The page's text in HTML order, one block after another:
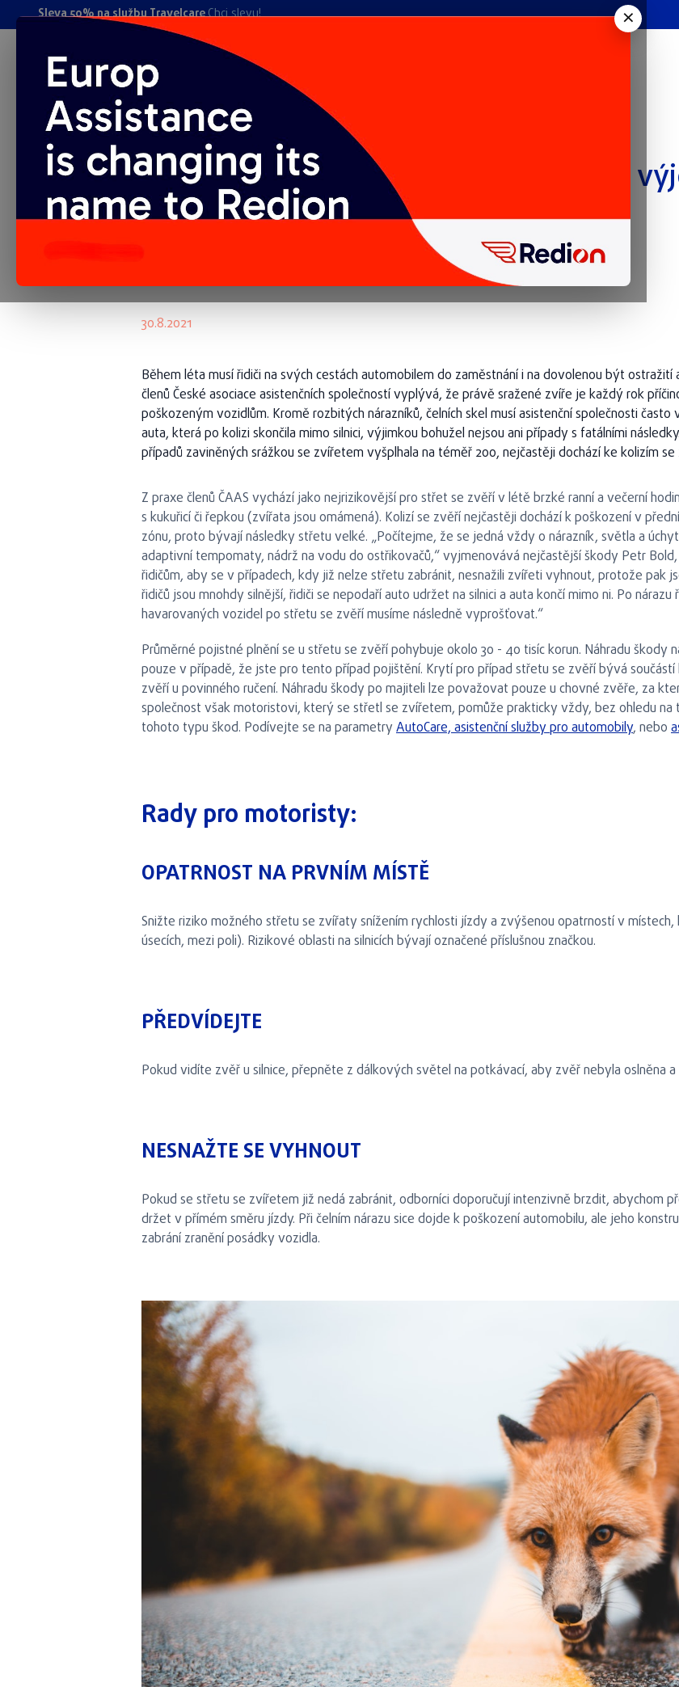
Sleva 50% na službu TravelcareChci slevu!
SpolupráceKariéra
TravelCareAutoCare MotoCare
Sražená zvířata jsou příčinou 4000
společností
30.8.2021
Během léta musí řidiči na svých cestách automobilem do zaměstnání i na dovolenou být
členů České asociace asistenčních společností vyplývá, že právě sražené zvíře je každý rok
poškozeným vozidlům. Kromě rozbitých nárazníků, čelních skel musí asistenční společnosti
auta, která po kolizi skončila mimo silnici, výjimkou bohužel nejsou ani případy s fatálními
případů zaviněných srážkou se zvířetem vyšplhala na téměř 200, nejčastěji dochází ke kolizím
Z praxe členů ČAAS vychází jako nejrizikovější pro střet se zvěří v létě brzké ranní a večerní
s kukuřicí či řepkou (zvířata jsou omámená). Kolizí se zvěří nejčastěji dochází k poškození v
zónu, proto bývají následky střetu velké. „Počítejme, že se jedná vždy o nárazník, světla a
adaptivní tempomaty, nádrž na vodu do ostřikovačů,“ vyjmenovává nejčastější škody Petr
řidičům, aby se v případech, kdy již nelze střetu zabránit, nesnažili zvířeti vyhnout, protože pak
řidičů jsou mnohdy silnější, řidiči se nepodaří auto udržet na silnici a auta končí mimo ni. Po
havarovaných vozidel po střetu se zvěří musíme následně vyprošťovat.“
Průměrné pojistné plnění se u střetu se zvěří pohybuje okolo 30 - 40 tisíc korun. Náhradu
pouze v případě, že jste pro tento případ pojištění. Krytí pro případ střetu se zvěří bývá
zvěří u povinného ručení. Náhradu škody po majiteli lze považovat pouze u chovné zvěře, za
společnost však motoristovi, který se střetl se zvířetem, pomůže prakticky vždy, bez ohledu na
tohoto typu škod. Podívejte se na parametryAutoCare, asistenční služby pro automobily, nebo
Rady pro motoristy:
OPATRNOST NA PRVNÍM MÍSTĚ
Snižte riziko možného střetu se zvířaty snížením rychlosti jízdy a zvýšenou opatrností v
úsecích, mezi poli). Rizikové oblasti na silnicích bývají označené příslušnou značkou.
PŘEDVÍDEJTE
Pokud vidíte zvěř u silnice, přepněte z dálkových světel na potkávací, aby zvěř nebyla oslněna
NESNAŽTE SE VYHNOUT
Pokud se střetu se zvířetem již nedá zabránit, odborníci doporučují intenzivně brzdit, abychom
držet v přímém směru jízdy. Při čelním nárazu sice dojde k poškození automobilu, ale jeho
zabrání zranění posádky vozidla.
×